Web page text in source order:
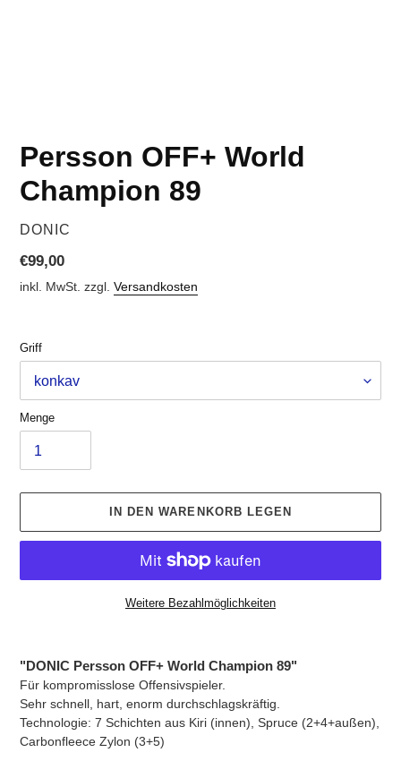
Persson OFF+ World
Champion 89
VERKÄUFER
DONIC
Normaler
Preis
€99,00
inkl. MwSt. zzgl. Versandkosten
Griff
Menge
IN DEN WARENKORB LEGEN
Weitere Bezahlmöglichkeiten
zum
Warenkorb
hinzugefügt
"DONIC Persson OFF+ World Champion 89"
Für kompromisslose Offensivspieler.
Sehr schnell, hart, enorm durchschlagskräftig.
Technologie: 7 Schichten aus Kiri (innen), Spruce (2+4+außen),
Carbonfleece Zylon (3+5)